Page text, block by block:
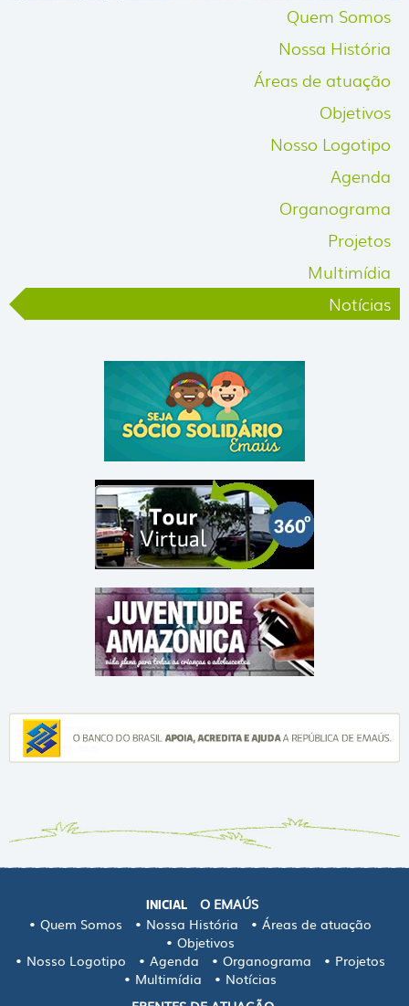
Quem Somos
Nossa História
Áreas de atuação
Objetivos
Nosso Logotipo
Agenda
Organograma
Projetos
Multimídia
Notícias
INICIAL
O EMAÚS
Quem Somos
Nossa História
Áreas de atuação
Objetivos
Nosso Logotipo
Agenda Organograma
Projetos
Multimídia
Notícias